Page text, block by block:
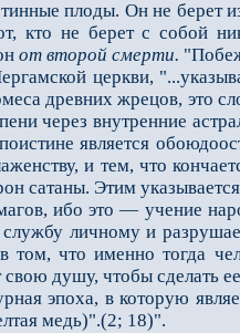
плоды. Он не
кто не берет с собой
от второй смерти.
церкви,
древних жрецов, это
через внутренние
является
и тем, что
сатаны. Этим
ибо это — учение
службу личному и
том, что именно тогда
душу, чтобы сделать
эпоха, в которую
медь)".(2; 18)".